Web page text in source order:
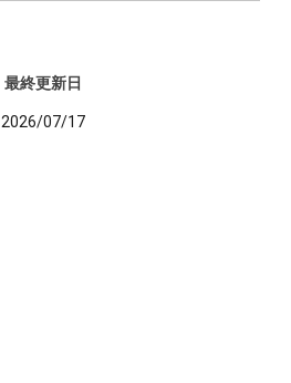
最終更新日
2026/07/17